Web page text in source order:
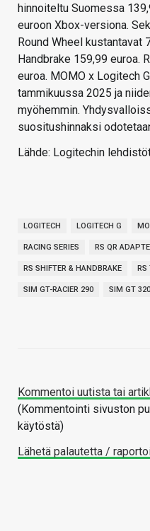
hinnoiteltu Suomessa
euroon Xbox-versiona.
Round Wheel kustantavat
Handbrake 159,99 euroa.
euroa. MOMO x Logitech
tammikuussa 2025 ja
myöhemmin.
suositushinnaksi
Lähde: Logitechin
LOGITECH LOGITECH G
RACING SERIES RS QR
RS SHIFTER & HANDBRAKE RS
SIM GT-RACIER 290 SIM GT 320
Kommentoi uutista tai
(Kommentointi sivuston
käytöstä)
Lähetä palautetta /